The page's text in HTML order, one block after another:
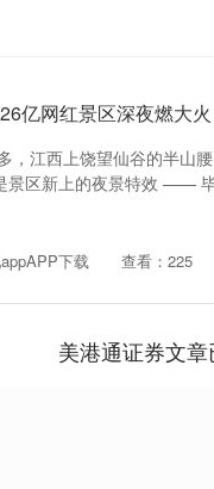
，江西上饶望仙谷的半山
景区新上的夜景特效 ——
下载 查看：225
美港通证券文